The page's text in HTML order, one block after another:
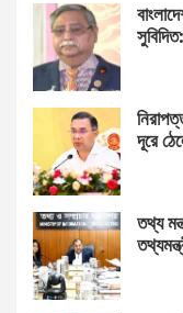
দূরে
তথ্য